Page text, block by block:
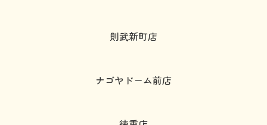
則武新町店
ナゴヤドーム前店